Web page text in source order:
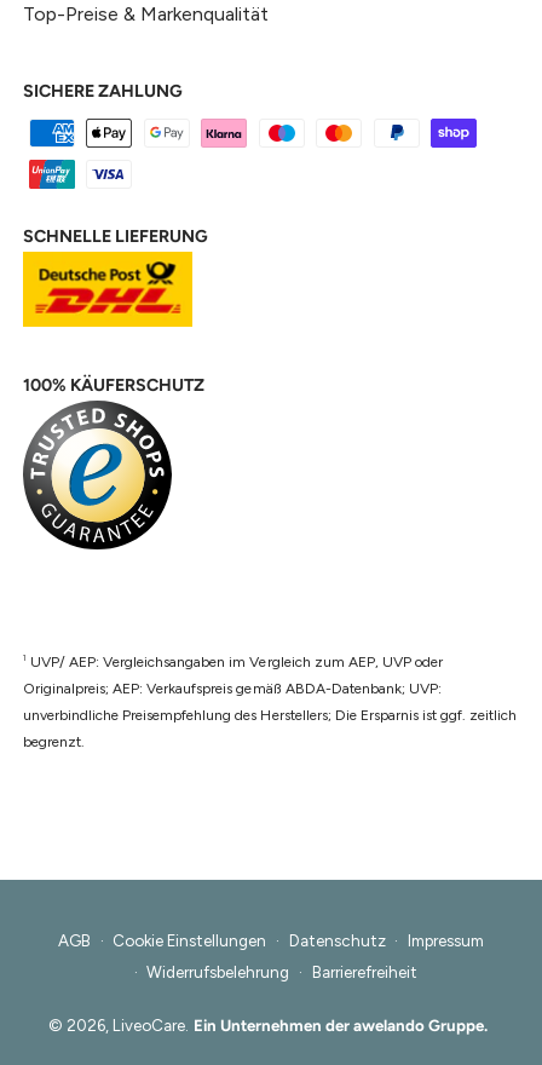
Top-Preise & Markenqualität
SICHERE ZAHLUNG
SCHNELLE LIEFERUNG
100% KÄUFERSCHUTZ
1 UVP/ AEP: Vergleichsangaben im Vergleich zum AEP, UVP oder
Originalpreis; AEP: Verkaufspreis gemäß ABDA-Datenbank; UVP:
unverbindliche Preisempfehlung des Herstellers; Die Ersparnis ist ggf. zeitlich
begrenzt.
© 2026, LiveoCare Ein Unternehmen der awelando Gruppe.
AGB Cookie Einstellungen Datenschutz
Impressum
Widerrufsbelehrung
Barrierefreiheit